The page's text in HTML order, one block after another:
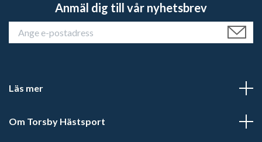
Anmäl dig till vår nyhetsbrev
Läs mer
Om Torsby Hästsport